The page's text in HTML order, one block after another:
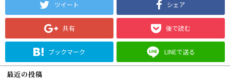
ツイート シェア
共有 後で読む
ブックマーク LINEで送る
最近の投稿